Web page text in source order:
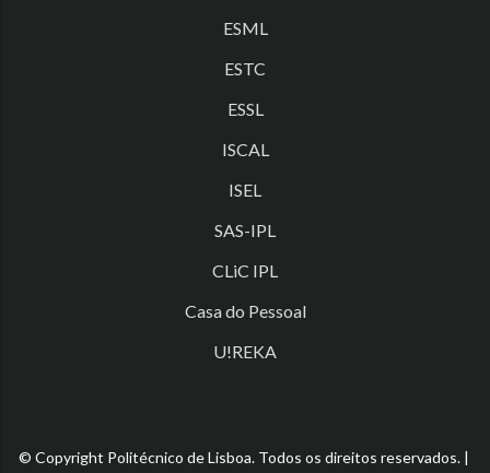
ESML
ESTC
ESSL
ISCAL
ISEL
SAS-IPL
CLiC IPL
Casa do Pessoal
U!REKA
© Copyright Politécnico de Lisboa. Todos os direitos reservados. |